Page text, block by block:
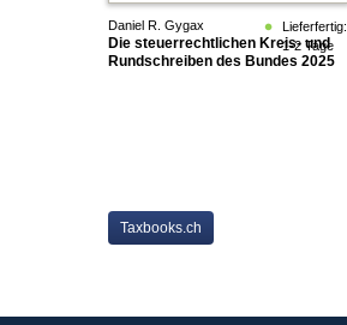
Lieferfertig:
1-2 Tage
Daniel R. Gygax
Die steuerrechtlichen Kreis- und
Rundschreiben des Bundes 2025
Taxbooks.ch